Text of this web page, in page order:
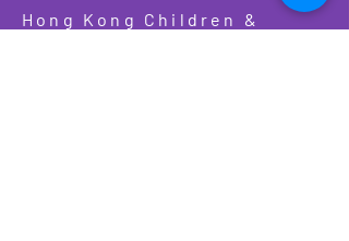
Hong Kong Children &